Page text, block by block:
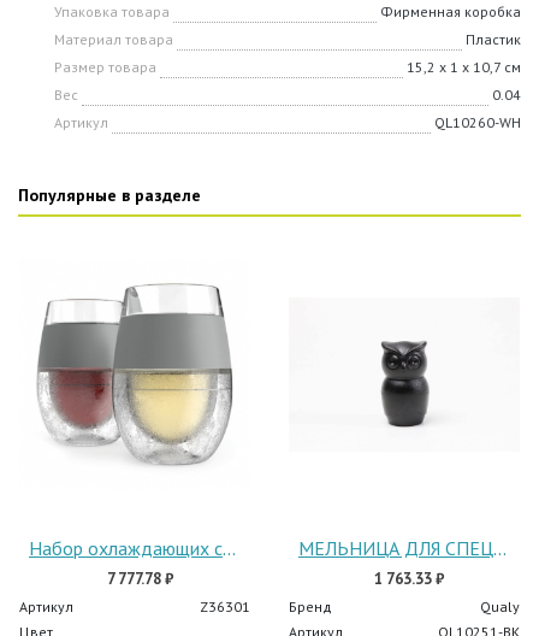
Упаковка товара
Фирменная коробка
Материал товара
Пластик
Размер товара
15,2 х 1 х 10,7 см
Вес
0.04
Артикул
QL10260-WH
Популярные в разделе
Набор охлаждающих стаканов Freeze
7 777.78 ₽
Артикул
Z36301
Цвет
МЕЛЬНИЦА ДЛЯ СПЕЦИЙ Tasty Owl
1 763.33 ₽
Бренд
Qualy
Артикул
QL10251-BK